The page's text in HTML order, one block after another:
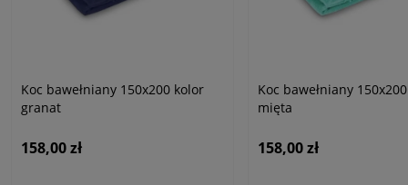
Koc bawełniany 150x200 kolor
granat
158,00 zł
Koc bawełniany
mięta
158,00 zł